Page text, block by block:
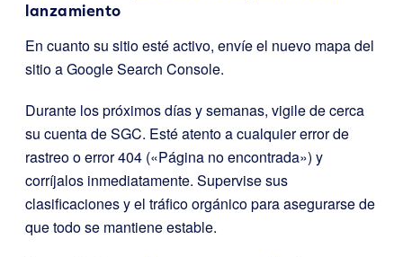
lanzamiento
En cuanto su sitio esté activo, envíe el nuevo mapa del
sitio a Google Search Console.
Durante los próximos días y semanas, vigile de cerca
su cuenta de SGC. Esté atento a cualquier error de
rastreo o error 404 («Página no encontrada») y
corríjalos inmediatamente. Supervise sus
clasificaciones y el tráfico orgánico para asegurarse de
que todo se mantiene estable.